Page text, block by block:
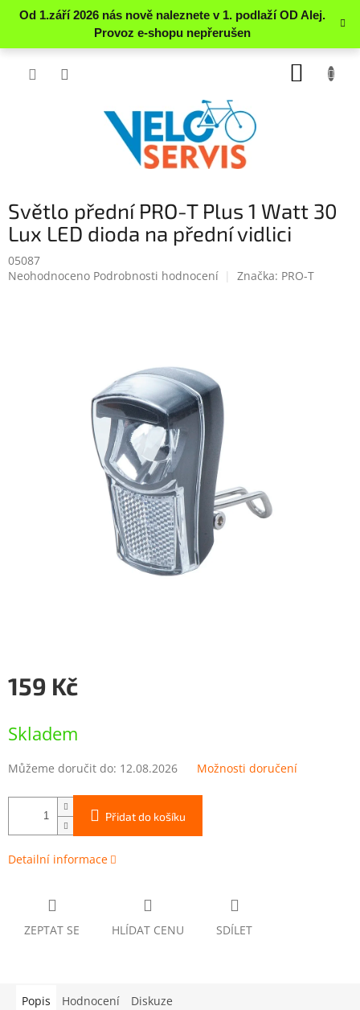
Přejít
Světlo přední PRO-T Plus 1 Watt 30
Lux LED dioda na přední vidlici
05087
Průměrné
Neohodnoceno Podrobnosti hodnocení Značka: PRO-T
159 Kč
cena:
Skladem
Můžeme doručit do: 12.08.2026 Možnosti doručení
Přidat do košíku
Detailní informace
ZEPTAT SE HLÍDAT CENU SDÍLET
Popis Hodnocení Diskuze